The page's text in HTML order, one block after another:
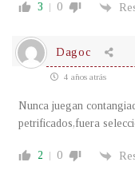
3 0
Dagoc
4 años atrás
Nunca juegan
petrificados,fuera
2 0